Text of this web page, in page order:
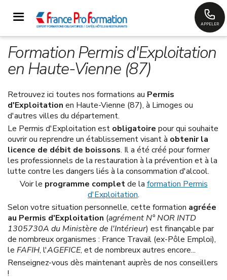
APPELER
Formation Permis d'Exploitation
en Haute-Vienne (87)
Retrouvez ici toutes nos formations au Permis
d'Exploitation en Haute-Vienne (87), à Limoges ou
d'autres villes du département.
Le Permis d'Exploitation est obligatoire pour qui souhaite
ouvrir ou reprendre un établissement visant à obtenir la
licence de débit de boissons. Il a été créé pour former
les professionnels de la restauration à la prévention et à la
lutte contre les dangers liés à la consommation d'alcool.
Voir le programme completde la formation Permis
d'Exploitation.
Selon votre situation personnelle, cette formation agréée
au Permis d'Exploitation (agrément N° NOR INTD
1305730A du Ministère de l'Intérieur) est finançable par
de nombreux organismes : France Travail (ex-Pôle Emploi),
le FAFIH, l'AGEFICE, et de nombreux autres encore...
Renseignez-vous dès maintenant auprès de nos conseillers
!